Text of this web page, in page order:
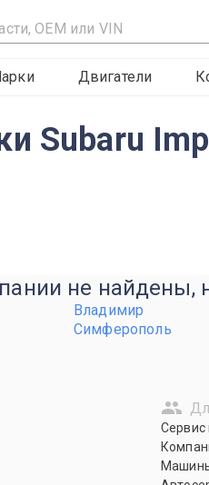
Двигатели
Subaru
не найдены,
Владимир
Симферополь
Сервис